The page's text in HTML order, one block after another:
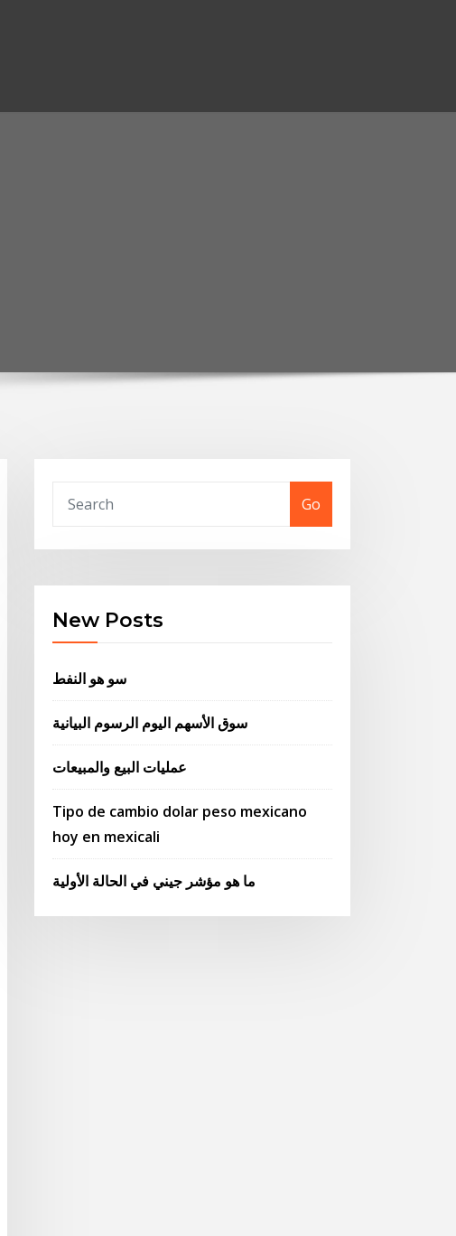
Go
New Posts
سو هو النفط
سوق الأسهم اليوم الرسوم البيانية
عمليات البيع والمبيعات
Tipo de cambio dolar peso mexicano
hoy en mexicali
ما هو مؤشر جيني في الحالة الأولية